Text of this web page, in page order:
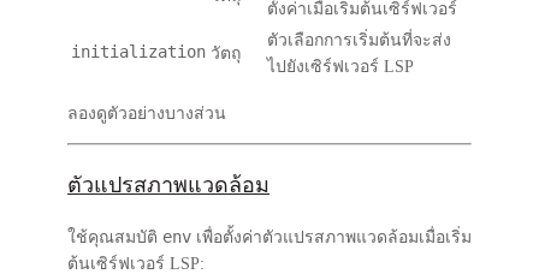
ตั้งค่าเมื่อเริ่มต้นเซิร์ฟเวอร์
initialization วัตถุ
ตัวเลือกการเริ่มต้นที่จะส่ง
ไปยังเซิร์ฟเวอร์ LSP
ลองดูตัวอย่างบางส่วน
ตัวแปรสภาพแวดล้อม
ใช้คุณสมบัติ env เพื่อตั้งค่าตัวแปรสภาพแวดล้อมเมื่อเริ่ม
ต้นเซิร์ฟเวอร์ LSP: